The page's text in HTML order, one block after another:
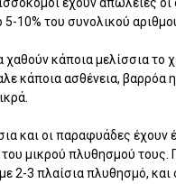
έχουν απώλειες
10% του συνολικού
κάποια μελίσσια το
κάποια ασθένεια, βαρρόα
και οι παραφυάδες
μικρού πλυθησμού τους.
2-3 πλαίσια πλυθησμό, και